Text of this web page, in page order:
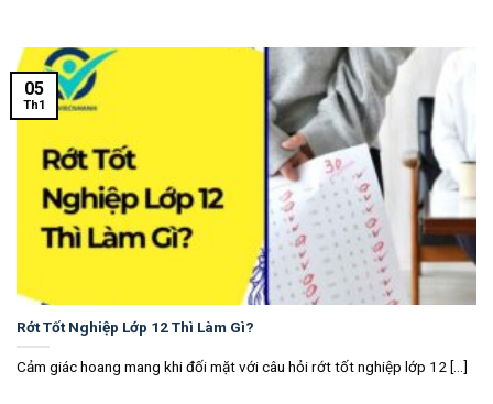
Rớt Tốt Nghiệp Lớp 12 Thì Làm Gì?
Cảm giác hoang mang khi đối mặt với câu hỏi rớt tốt nghiệp lớp 12 [...]
05
Th1